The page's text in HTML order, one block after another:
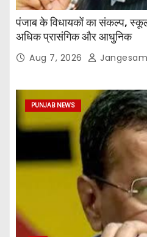
पंजाब के विधायकों का संकल्प,
अधिक प्रासंगिक और आधुनिक
Aug 7, 2026
PUNJAB NEWS